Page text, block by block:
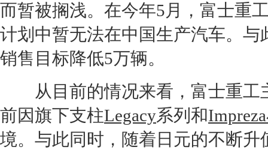
而暂被搁浅。在今年5月，富士重
计划中暂无法在中国生产汽车。
销售目标降低5万辆。
从目前的情况来看，富士重工
前因旗下支柱Legacy系列和Impreza
境。与此同时，随着日元的不断